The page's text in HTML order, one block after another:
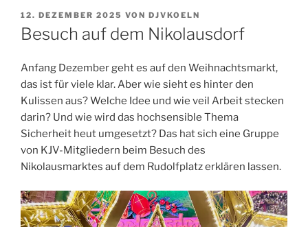
VERÖFFENTLICHT
AM
12. DEZEMBER 2025 VON DJVKOELN
Besuch auf dem Nikolausdorf
Anfang Dezember geht es auf den Weihnachtsmarkt,
das ist für viele klar. Aber wie sieht es hinter den
Kulissen aus? Welche Idee und wie veil Arbeit stecken
darin? Und wie wird das hochsensible Thema
Sicherheit heut umgesetzt? Das hat sich eine Gruppe
von KJV-Mitgliedern beim Besuch des
Nikolausmarktes auf dem Rudolfplatz erklären lassen.